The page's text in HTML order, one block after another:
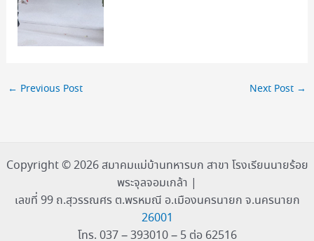
← Previous Post Next Post →
Copyright © 2026 สมาคมแม่บ้านทหารบก สาขา โรงเรียนนายร้อย
พระจุลจอมเกล้า |
เลขที่ 99 ถ.สุวรรณศร ต.พรหมณี อ.เมืองนครนายก จ.นครนายก
26001
โทร. 037 – 393010 – 5 ต่อ 62516